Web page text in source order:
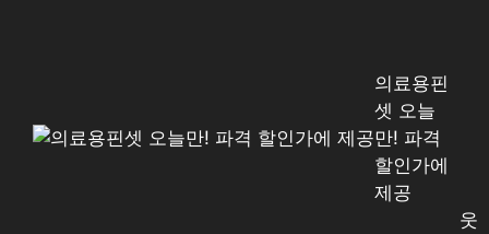
의료용핀
셋 오늘
만! 파격
할인가에
제공
웃